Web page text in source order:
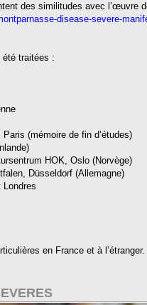
des similitudes avec l’œuvre
disease-severe-
traitées :
(mémoire de fin d’études)
HOK, Oslo (Norvège)
Düsseldorf (Allemagne)
Londres
en France et à l’étranger.